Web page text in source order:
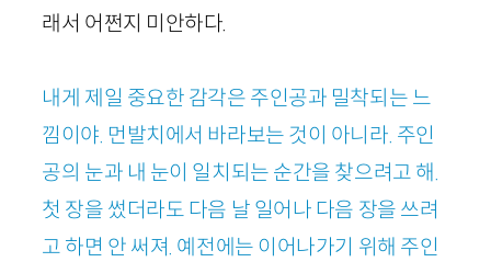
래서 어쩐지 미안하다.
내게 제일 중요한 감각은 주인공과 밀착되는 느
낌이야. 먼발치에서 바라보는 것이 아니라. 주인
공의 눈과 내 눈이 일치되는 순간을 찾으려고 해.
첫 장을 썼더라도 다음 날 일어나 다음 장을 쓰려
고 하면 안 써져. 예전에는 이어나가기 위해 주인